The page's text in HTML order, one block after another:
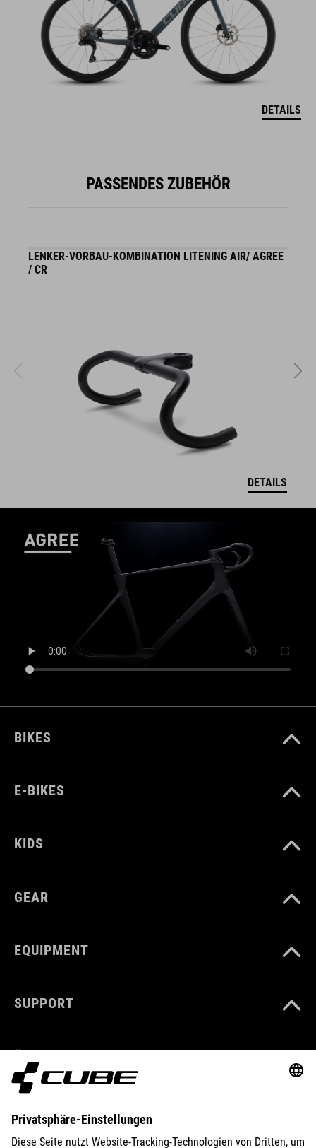
DETAILS
PASSENDES ZUBEHÖR
LENKER-VORBAU-KOMBINATION LITENING AIR/ AGREE
/ CR
DETAILS
BIKES
E-BIKES
KIDS
GEAR
EQUIPMENT
SUPPORT
ENTDECKEN